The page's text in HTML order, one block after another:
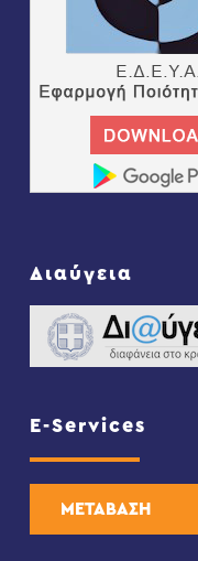
Διαύγεια
E-Services
ΜΕΤΑΒΑΣΗ